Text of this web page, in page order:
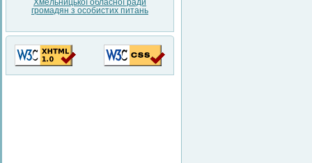
Хмельницької обласної ради
громадян з особистих питань